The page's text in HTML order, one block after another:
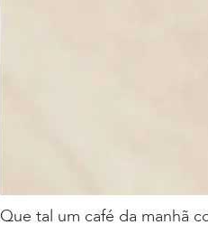
Que tal um café da manhã